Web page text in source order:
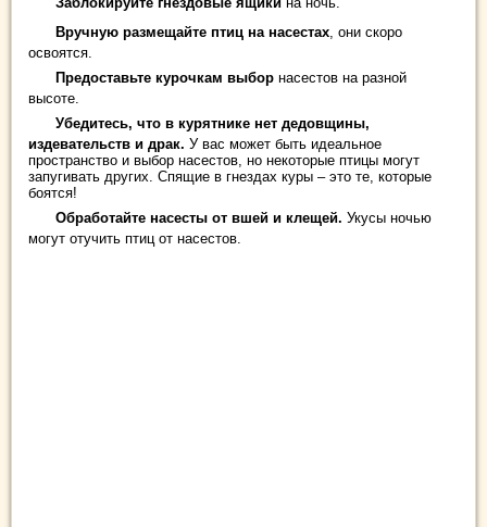
Вручную размещайте птиц на насестах , они скоро
освоятся.
Предоставьте курочкам выбор насестов на разной
высоте.
Убедитесь, что в курятнике нет дедовщины,
издевательств и драк. У вас может быть идеальное
пространство и выбор насестов, но некоторые птицы могут
запугивать других. Спящие в гнездах куры – это те, которые
боятся!
Обработайте насесты от вшей и клещей. Укусы ночью
могут отучить птиц от насестов.